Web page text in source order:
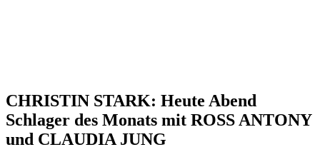
CHRISTIN STARK: Heute Abend
Schlager des Monats mit ROSS ANTONY
und CLAUDIA JUNG